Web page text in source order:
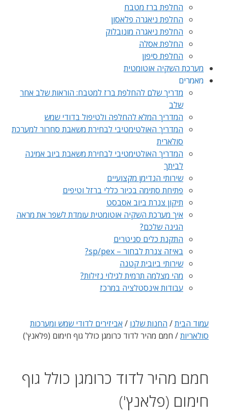
החלפת ברז מטבח
החלפת ניאגרה פלאסון
החלפת ניאגרה מונובלוק
החלפת אסלה
החלפת סיפון
מערכת השקיה אוטומטית
מאמרים
מדריך שלם להחלפת ברז למטבח: הוראות שלב אחר
שלב
המדריך המלא להחלפה ולטיפול בדודי שמש
המדריך האולטימטיבי לבחירת משאבת סחרור למערכת
סולארית
המדריך האולטימטיבי לבחירת משאבת ביוב אמינה
לביתך
שירותי הנדימן מקצועיים
פתיחת סתימה בכיור כללי ברזל וטיפים
תיקון צנרת ביוב אסבסט
איך מערכת השקיה אוטומטית עומדת לשפר את מראה
הגינה שלכם?
התקנת כלים סניטרים
באיזה צנרת לבחור – sp/pex?
שירותי ביובית קטנה
מהי מצלמה תרמית לגילוי נזילות?
עבודות אינסטלציה במרכז
עמוד הבית/ החנות שלנו / אביזירים לדודי שמש ומערכות
סולאריות/ חמם מהיר לדוד כרומגן כולל גוף חימום (פלאנץ')
חמם מהיר לדוד כרומגן כולל גוף
חימום (פלאנץ')